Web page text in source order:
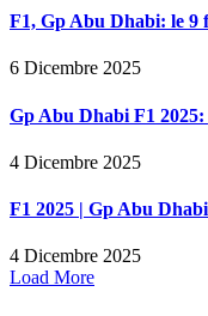
F1, Gp Abu Dhabi: le 9
6 Dicembre 2025
Gp Abu Dhabi F1
4 Dicembre 2025
F1 2025 | Gp Abu
4 Dicembre 2025
Load More